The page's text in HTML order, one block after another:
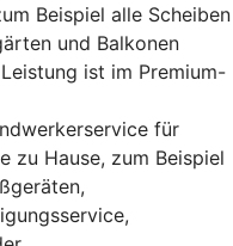
Beispiel alle Scheiben
und Balkonen
ist im Premium-
für
zu Hause, zum Beispiel